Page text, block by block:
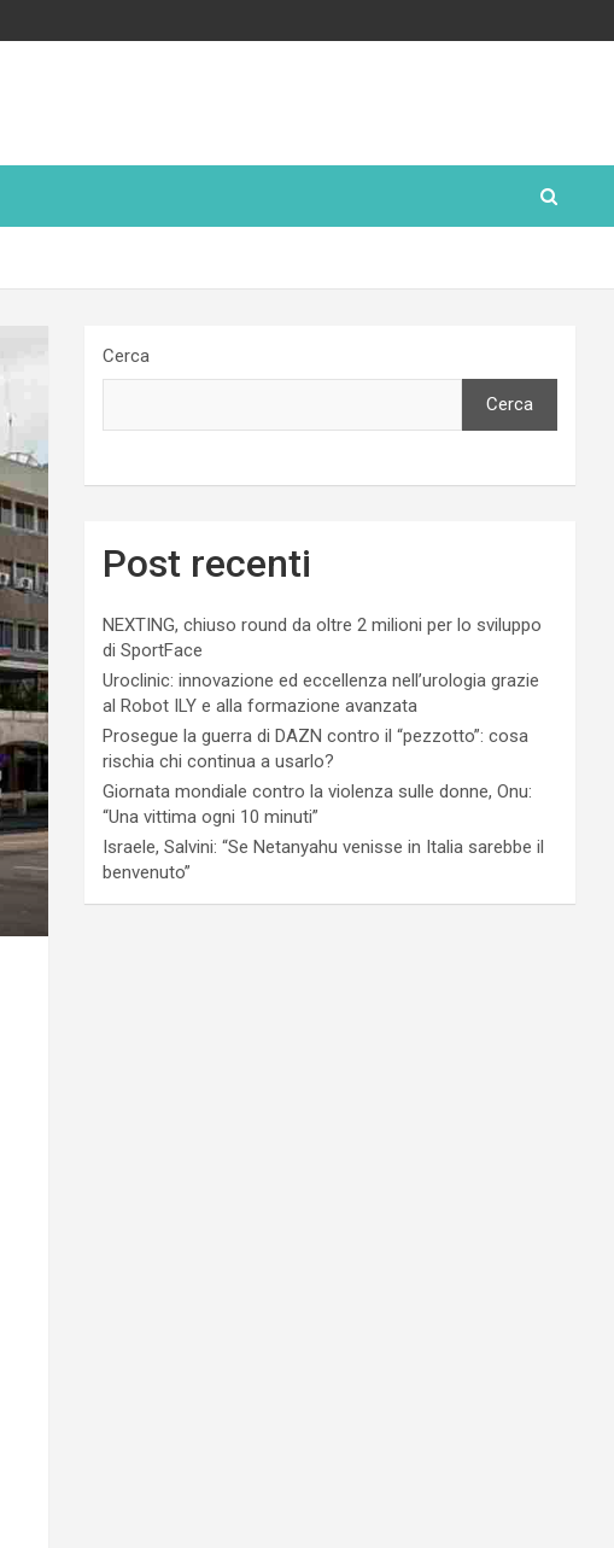
Cerca
Cerca
Post recenti
NEXTING, chiuso round da oltre 2 milioni per lo sviluppo
di SportFace
Uroclinic: innovazione ed eccellenza nell’urologia grazie
al Robot ILY e alla formazione avanzata
Prosegue la guerra di DAZN contro il “pezzotto”: cosa
rischia chi continua a usarlo?
Giornata mondiale contro la violenza sulle donne, Onu:
“Una vittima ogni 10 minuti”
Israele, Salvini: “Se Netanyahu venisse in Italia sarebbe il
benvenuto”